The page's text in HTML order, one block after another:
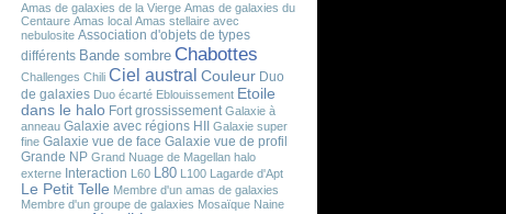
Amas de galaxies de la Vierge Amas de galaxies du
Centaure Amas local Amas stellaire avec
nebulosite Association d'objets de types
différents Bande sombre Chabottes
Challenges Chili Ciel austral Couleur Duo
de galaxies Duo écarté Eblouissement Etoile
dans le halo Fort grossissement Galaxie à
anneau Galaxie avec régions HII
Galaxie super
fine Galaxie vue de face Galaxie vue de profil
Grande NP Grand Nuage de Magellan halo
externe Interaction L60 L80 L100 Lagarde d'Apt
Le Petit Telle Membre d'un amas de galaxies
Membre d'un groupe de galaxies Mosaïque Naine